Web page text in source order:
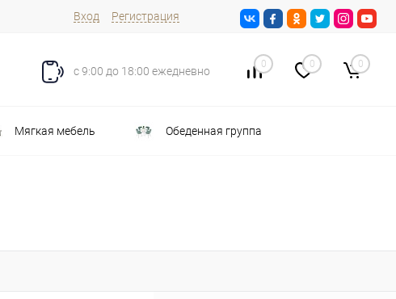
Вход Регистрация
с 9:00 до 18:00 ежедневно
0 0 0
Мягкая мебель Обеденная группа